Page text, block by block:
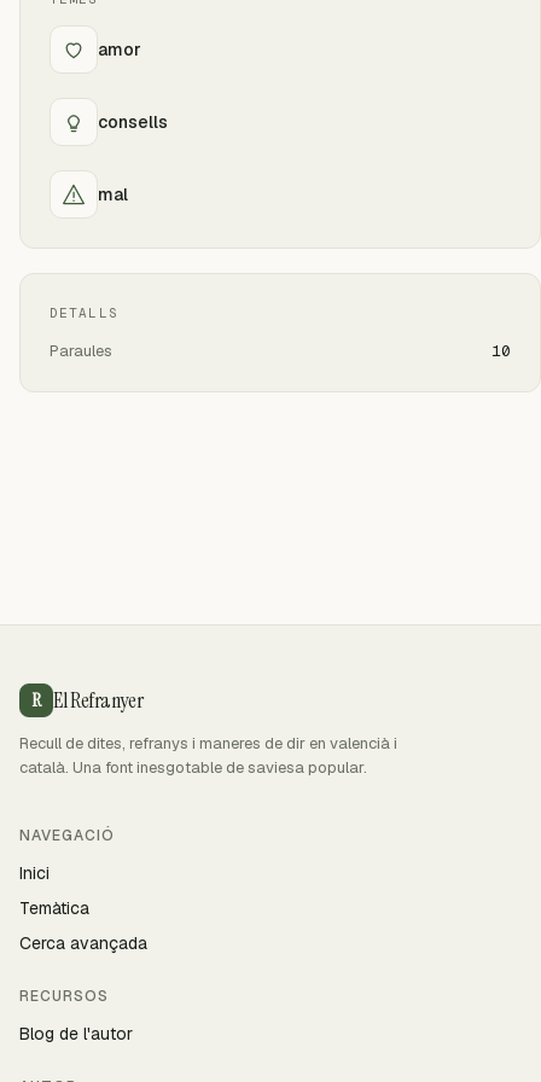
amor
consells
mal
DETALLS
Paraules 10
R El Refranyer
Recull de dites, refranys i maneres de dir en valencià i
català. Una font inesgotable de saviesa popular.
NAVEGACIÓ
Inici
Temàtica
Cerca avançada
RECURSOS
Blog de l'autor